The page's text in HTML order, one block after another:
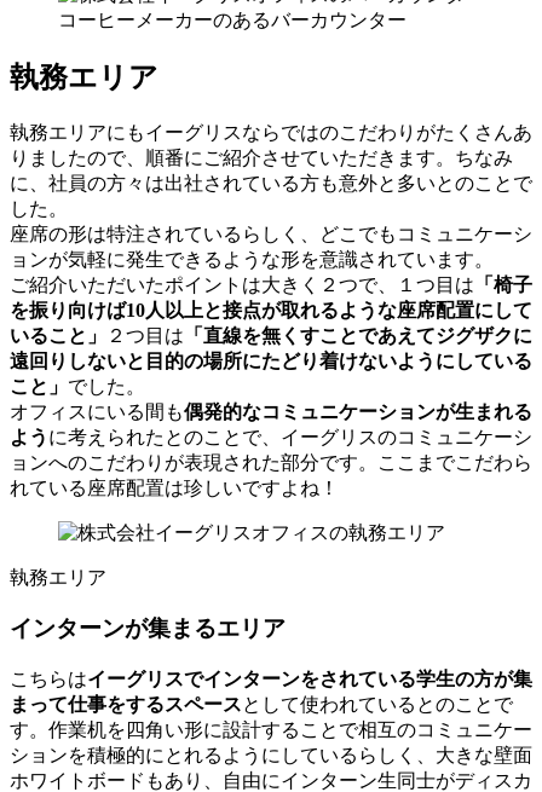
コーヒーメーカーのあるバーカウンター
執務エリア
執務エリアにもイーグリスならではのこだわりがたくさんあ
りましたので、順番にご紹介させていただきます。ちなみ
に、社員の方々は出社されている方も意外と多いとのことで
した。
座席の形は特注されているらしく、どこでもコミュニケーシ
ョンが気軽に発生できるような形を意識されています。
ご紹介いただいたポイントは大きく２つで、１つ目は 「椅子
を振り向けば10人以上と接点が取れるような座席配置にして
いること」
２つ目は 「直線を無くすことであえてジグザクに
遠回りしないと目的の場所にたどり着けないようにしている
こと」 でした。
オフィスにいる間も偶発的なコミュニケーションが生まれる
よう に考えられたとのことで、イーグリスのコミュニケーシ
ョンへのこだわりが表現された部分です。ここまでこだわら
れている座席配置は珍しいですよね！
執務エリア
インターンが集まるエリア
こちらはイーグリスでインターンをされている学生の方が集
まって仕事をするスペースとして使われているとのことで
す。作業机を四角い形に設計することで相互のコミュニケー
ションを積極的にとれるようにしているらしく、大きな壁面
ホワイトボードもあり、自由にインターン生同士がディスカ